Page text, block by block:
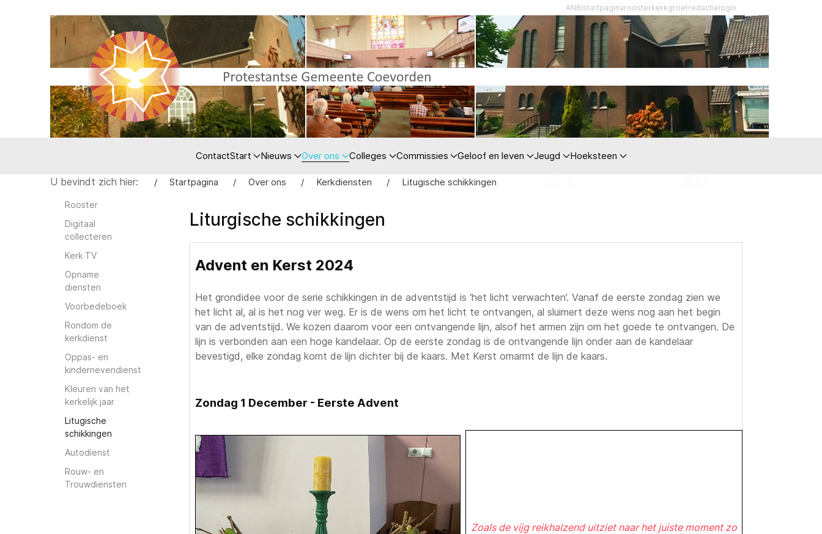
ANBIstartpaginaroosterkerkgroetredactielogin
ContactStart Nieuws Over ons Colleges Commissies Geloof en leven Jeugd Hoeksteen
U bevindt zich hier: Startpagina Over ons Kerkdiensten Litugische schikkingen
Rooster
Digitaal
collecteren
Kerk TV
Opname
diensten
Voorbedeboek
Rondom de
kerkdienst
Oppas- en
kindernevendienst
Kleuren van het
kerkelijk jaar
Litugische
schikkingen
Autodienst
Rouw- en
Trouwdiensten
Liturgische schikkingen
Advent en Kerst 2024
Het grondidee voor de serie schikkingen in de adventstijd is ‘het licht verwachten’. Vanaf de eerste zondag zien we
het licht al, al is het nog ver weg. Er is de wens om het licht te ontvangen, al sluimert deze wens nog aan het begin
van de adventstijd. We kozen daarom voor een ontvangende lijn, alsof het armen zijn om het goede te ontvangen. De
lijn is verbonden aan een hoge kandelaar. Op de eerste zondag is de ontvangende lijn onder aan de kandelaar
bevestigd, elke zondag komt de lijn dichter bij de kaars. Met Kerst omarmt de lijn de kaars.
Zondag 1 December - Eerste Advent
Zoals de vijg reikhalzend uitziet naar het juiste moment zo